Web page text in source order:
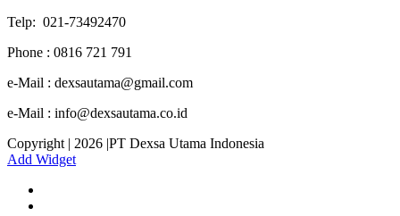
Telp: 021-73492470
Phone : 0816 721 791
e-Mail : dexsautama@gmail.com
e-Mail : info@dexsautama.co.id
Copyright | 2026 |PT Dexsa Utama Indonesia
Add Widget